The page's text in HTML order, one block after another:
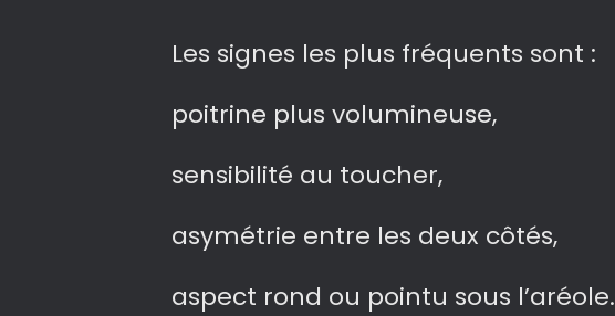
Les signes les plus fréquents sont :
poitrine plus volumineuse,
sensibilité au toucher,
asymétrie entre les deux côtés,
aspect rond ou pointu sous l’aréole.